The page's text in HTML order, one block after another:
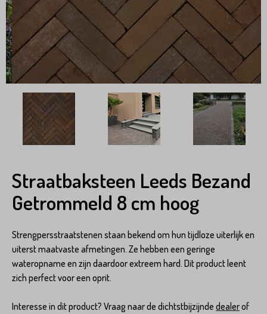
Straatbaksteen Leeds Bezand
Getrommeld 8 cm hoog
Strengpersstraatstenen staan bekend om hun tijdloze uiterlijk en
uiterst maatvaste afmetingen. Ze hebben een geringe
wateropname en zijn daardoor extreem hard. Dit product leent
zich perfect voor een oprit.
Interesse in dit product? Vraag naar de dichtstbijzijnde dealerof